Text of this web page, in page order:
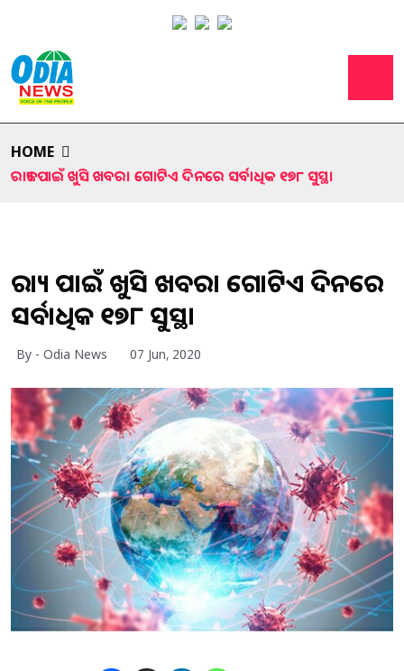
HOME
ରାଜ୍ୟ ପାଇଁ ଖୁସି ଖବର। ଗୋଟିଏ ଦିନରେ ସର୍ବାଧିକ ୧୭୮ ସୁସ୍ଥ।
ରାଜ୍ୟ ପାଇଁ ଖୁସି ଖବର। ଗୋଟିଏ ଦିନରେ
ସର୍ବାଧିକ ୧୭୮ ସୁସ୍ଥ।
By - Odia News 07 Jun, 2020